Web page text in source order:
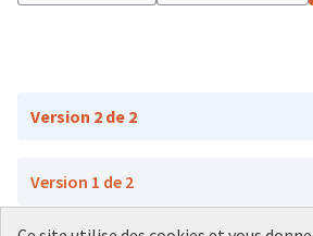
Version 2 de 2
Version 1 de 2